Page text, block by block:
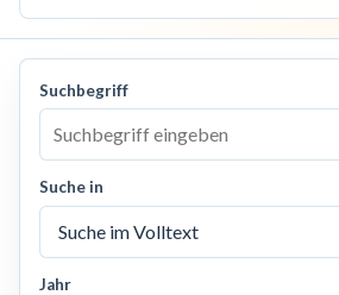
Suchbegriff
Suche in
Jahr